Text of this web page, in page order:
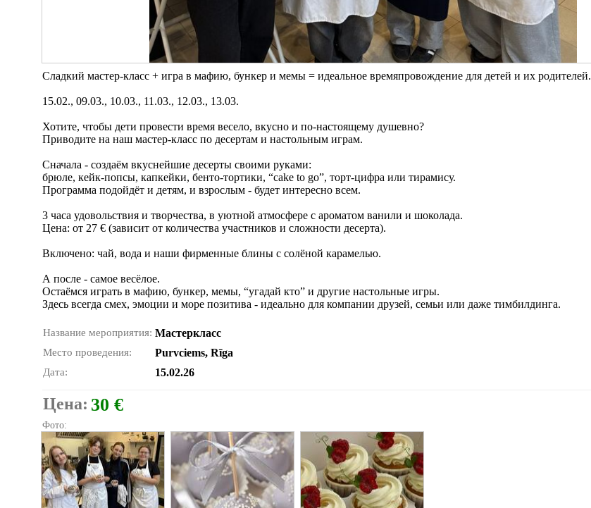
Cладкий мастер-класс + игра в мафию, бункер и мемы = идеальное времяпровождение для детей и их родителей.
15.02., 09.03., 10.03., 11.03., 12.03., 13.03.
Хотите, чтобы дети провести время весело, вкусно и по-настоящему душевно?
Приводите на наш мастер-класс по десертам и настольным играм.
Сначала - создаём вкуснейшие десерты своими руками:
брюле, кейк-попсы, капкейки, бенто-тортики, “cake to go”, торт-цифра или тирамису.
Программа подойдёт и детям, и взрослым - будет интересно всем.
3 часа удовольствия и творчества, в уютной атмосфере с ароматом ванили и шоколада.
Цена: от 27 € (зависит от количества участников и сложности десерта).
Включено: чай, вода и наши фирменные блины с солёной карамелью.
А после - самое весёлое.
Остаёмся играть в мафию, бункер, мемы, “угадай кто” и другие настольные игры.
Здесь всегда смех, эмоции и море позитива - идеально для компании друзей, семьи или даже тимбилдинга.
Название мероприятия: Мастеркласс
Место проведения: Purvciems, Rīga
Дата: 15.02.26
Цена: 30 €
Фото: